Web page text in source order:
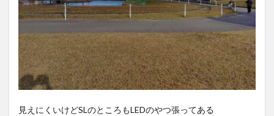
見えにくいけどSLのところもLEDのやつ張ってある